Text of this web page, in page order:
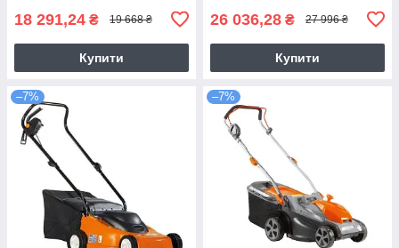
18 291,24 ₴ 19 668 ₴
Купити
26 036,28 ₴ 27 996 ₴
Купити
–7% –7%